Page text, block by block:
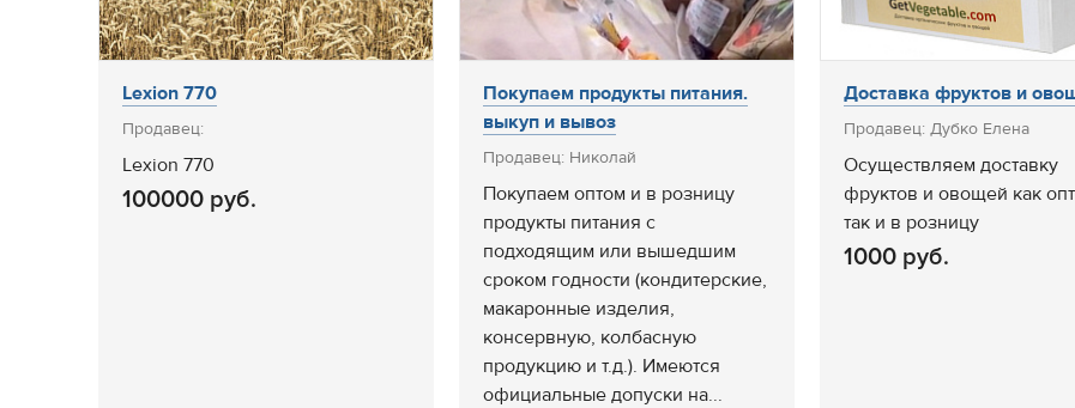
Lexion 770
Продавец:
Lexion 770
100000 руб.
Покупаем продукты питания.
выкуп и вывоз
Продавец: Николай
Покупаем оптом и в розницу
продукты питания с
подходящим или вышедшим
сроком годности (кондитерские,
макаронные изделия,
консервную, колбасную
продукцию и т.д.). Имеются
официальные допуски на...
Доставка фруктов и
Продавец: Дубко Елена
Осуществляем доставку
фруктов и овощей как
так и в розницу
1000 руб.